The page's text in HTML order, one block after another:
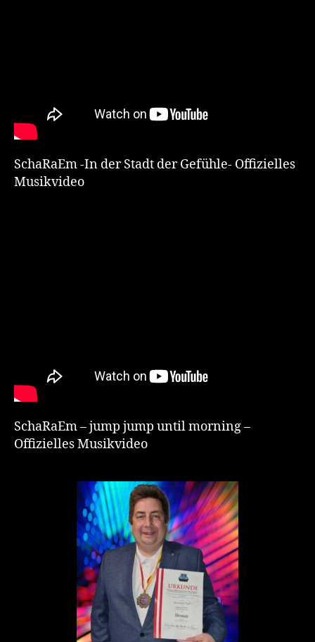
SchaRaEm -In der Stadt der Gefühle- Offizielles
Musikvideo
SchaRaEm – jump jump until morning –
Offizielles Musikvideo